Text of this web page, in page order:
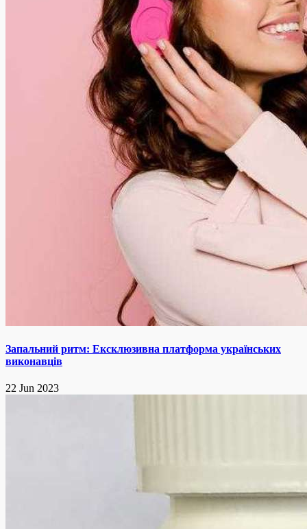
Запальний ритм: Ексклюзивна платформа українських
виконавців
22 Jun 2023